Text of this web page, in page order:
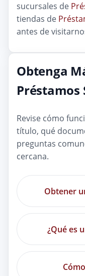
sucursales de
tiendas de
antes de
Obtenga
Préstamos
Revise cómo
título, qué
preguntas
cercana.
Obtener
¿Qué es